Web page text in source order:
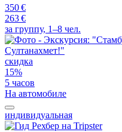
350 €
263 €
за группу, 1–8 чел.
скидка
15%
5 часов
На автомобиле
индивидуальная